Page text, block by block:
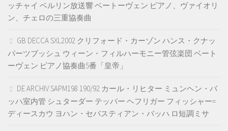
ッチャイ ベルリン放送響 ベートーヴェン ピアノ、ヴァイオリ
ン、チェロの三重協奏曲
GB DECCA SXL2002 クリフォード・カーゾン ハンス・クナッ
パーツブッシュ ウィーン・フィルハーモニー管弦楽団 ベート
ーヴェン ピアノ協奏曲5番「皇帝」
DE ARCHIV SAPM198 190/92 カール・リヒター ミュンヘン・バ
ッハ室内管 シュターダー テッパー ヘフリガー フィッシャー=
ディースカウ ヨハン・セバスティアン・バッハ ロ短調ミサ